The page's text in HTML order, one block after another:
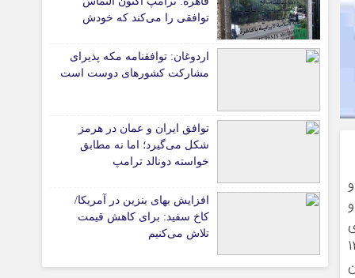
پیام تبریک ماناسپهر
پیام تسلیت ماناسپهر
پیوندهای سایت
و
۰۴‏‏‏‏‏‏‏‏/۰۴‏‏‏‏‏‏‏‏/۱۳۹۹
توافقی را می‌کند که خودش
اردوغان: توافقنامه مکه پذیرای
مشارکت کشورهای دوست است
توافق ایران و عمان در هرمز
شکل می‌گیرد؛ اما نه مطابق
خواسته دونالد ترامپ
افزایش بهای بنزین در آمریکا/
کاخ سفید: برای کاهش قیمت
تلاش می‌کنیم